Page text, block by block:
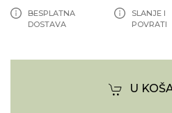
BESPLATNA
DOSTAVA
SLANJE I
POVRATI
U